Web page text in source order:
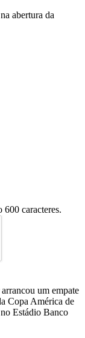
600 caracteres.
um empate
Copa América de
Estádio Banco